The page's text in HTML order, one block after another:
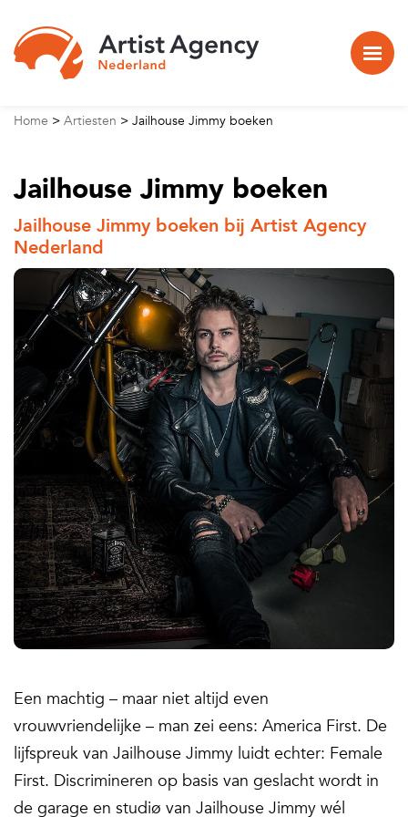
Home > Artiesten > Jailhouse Jimmy boeken
Jailhouse Jimmy boeken
Jailhouse Jimmy boeken bij Artist Agency
Nederland
Een machtig – maar niet altijd even
vrouwvriendelijke – man zei eens: America First. De
lijfspreuk van Jailhouse Jimmy luidt echter: Female
First. Discrimineren op basis van geslacht wordt in
de garage en studiø van Jailhouse Jimmy wél